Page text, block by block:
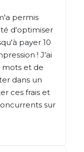
permis
d'optimiser
payer 10
! J'ai
et de
dans un
ces frais et
sur